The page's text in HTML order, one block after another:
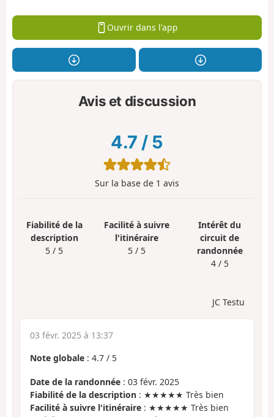
Ouvrir dans l'app
Avis et discussion
4.7 / 5
Sur la base de 1 avis
Fiabilité de la
description
5 / 5
Facilité à suivre
l'itinéraire
5 / 5
Intérêt du
circuit de
randonnée
4 / 5
JC Testu
03 févr. 2025 à 13:37
Note globale : 4.7 / 5
Date de la randonnée : 03 févr. 2025
Fiabilité de la description : ★★★★★ Très bien
Facilité à suivre l'itinéraire : ★★★★★ Très bien